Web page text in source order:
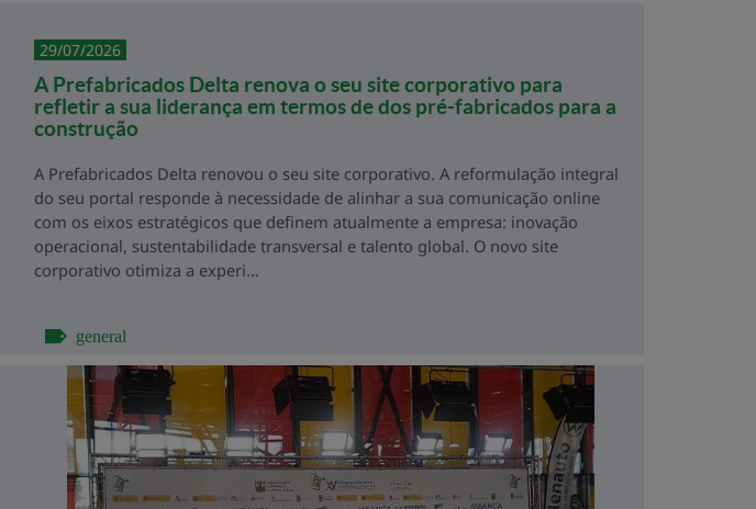
29/07/2026
A Prefabricados Delta renova o seu site corporativo para
refletir a sua liderança em termos de dos pré-fabricados para a
construção
A Prefabricados Delta renovou o seu site corporativo. A reformulação integral
do seu portal responde à necessidade de alinhar a sua comunicação online
com os eixos estratégicos que definem atualmente a empresa: inovação
operacional, sustentabilidade transversal e talento global. O novo site
corporativo otimiza a experi...
general